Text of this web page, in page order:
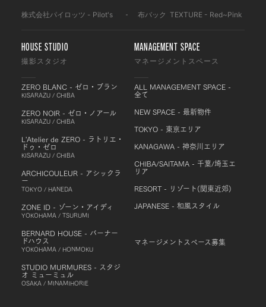
株式会社パイロッツ - Pilot's 布バック TEXTURE - Red~Pink
HOUSE STUDIO
撮影スタジオ
ZERO BLANC - ゼロ・ブラン
KISARAZU / CHIBA
ZERO NOIR - ゼロ・ノアール
KISARAZU / CHIBA
L'Atelier de ZERO - ラトリエ・
ドゥ・ゼロ
KISARAZU / CHIBA
ARCHICOULEUR - アシックラ
ー
TOKYO / HANEDA
ZONE ID - ゾーン・アイディ
YOKOHAMA / TSURUMI
BERNARD HOUSE - バーナー
ドハウス
YOKOHAMA / HONMOKU
STUDIO MURMURES - スタジ
オ ミューミュル
OSAKA / MINAMIHORIE
MANAGEMENT SPACE
マネージメントスペース
ALL MANAGEMENT SPACE -
全て
NEW SPACE - 最新物件
TOKYO - 東京エリア
KANAGAWA - 神奈川エリア
CHIBA/SAITAMA - 千葉/埼玉エ
リア
RESORT - リゾート(関東近郊)
JAPANESE - 和風スタイル
マネージメントスペース募集